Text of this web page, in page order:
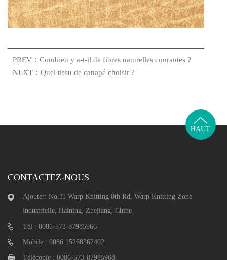
PREV：Combien y a-t-il de fibres naturelles courantes ?
NEXT：Quel tissu de canapé choisir ?
CONTACTEZ-NOUS
Ajouter: No.11 Warp Knitting 8th Rd, Warp Knitting Zone
industrielle, Haining, Zhejiang, Chine
Tél : 0086-573-87985966
Mobile : 0086 15268362402
Télécopie : 0086-573-87985968
HAUT